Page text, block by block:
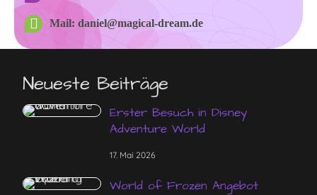
Mail: daniel@magical-dream.de
Neueste Beiträge
Erster Besuch in Disney
Adventure World
17. Mai 2026
World of Frozen Angebot